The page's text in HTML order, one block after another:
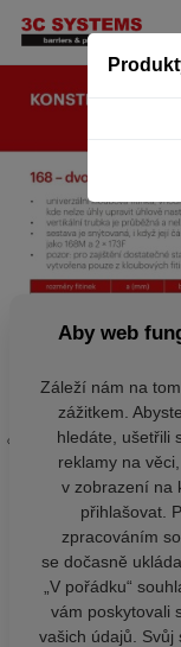
Aby web
Záleží nám na
zážitkem.
hledáte, ušetřili
reklamy na
v zobrazení na
přihlašovat.
zpracováním
se dočasně
„V pořádku“
vám poskytovali
vašich údajů. Svůj